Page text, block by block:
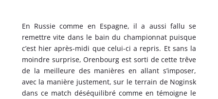
En Russie comme en Espagne, il a aussi fallu se
remettre vite dans le bain du championnat puisque
c’est hier après-midi que celui-ci a repris. Et sans la
moindre surprise, Orenbourg est sorti de cette trêve
de la meilleure des manières en allant s’imposer,
avec la manière justement, sur le terrain de Noginsk
dans ce match déséquilibré comme en témoigne le